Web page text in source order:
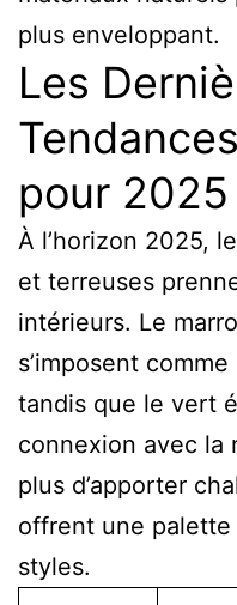
plus enveloppant.
Les
pour 2025
À l’horizon 2025,
et terreuses
intérieurs. Le
s’imposent
tandis que le vert
connexion avec la
plus d’apporter
offrent une palette
styles.